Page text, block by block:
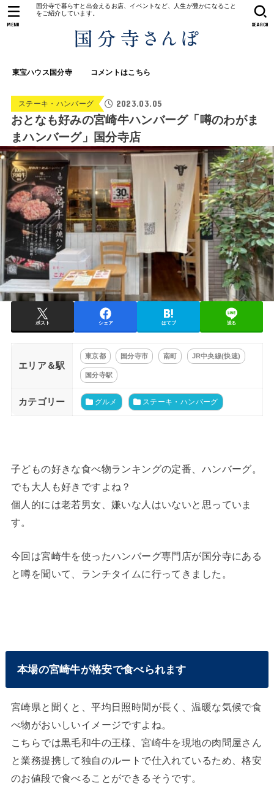
国分寺で暮らすと出会えるお店、イベントなど、人生が豊かになること
をご紹介しています。
東宝ハウス国分寺 コメントはこちら
SEARCH
MENU
ステーキ・ハンバーグ 2023.03.05
おとなも好みの宮崎牛ハンバーグ「噂のわがま
まハンバーグ」国分寺店
ポスト シェア はてブ 送る
エリア＆駅
東京都 国分寺市 南町 JR中央線(快速)
国分寺駅
カテゴリー グルメ ステーキ・ハンバーグ
子どもの好きな食べ物ランキングの定番、ハンバーグ。
でも大人も好きですよね？
個人的には老若男女、嫌いな人はいないと思っていま
す。
今回は宮崎牛を使ったハンバーグ専門店が国分寺にある
と噂を聞いて、ランチタイムに行ってきました。
本場の宮崎牛が格安で食べられます
宮崎県と聞くと、平均日照時間が長く、温暖な気候で食
べ物がおいしいイメージですよね。
こちらでは黒毛和牛の王様、宮崎牛を現地の肉問屋さん
と業務提携して独自のルートで仕入れているため、格安
のお値段で食べることができるそうです。